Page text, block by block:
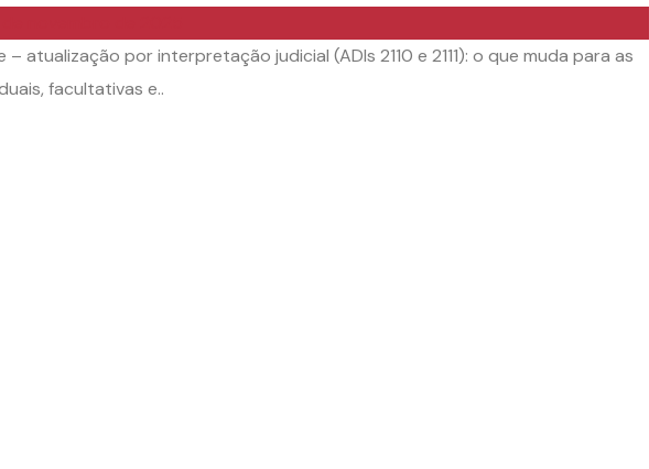
atualização por interpretação judicial (ADIs 2110 e 2111): o que muda para as
facultativas e..